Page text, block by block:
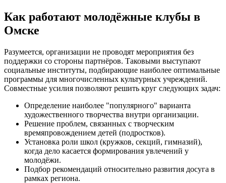
Как работают молодёжные клубы в
Омске
Разумеется, организации не проводят мероприятия без
поддержки со стороны партнёров. Таковыми выступают
социальные институты, подбирающие наиболее оптимальные
программы для многочисленных культурных учреждений.
Совместные усилия позволяют решить круг следующих задач:
Определение наиболее "популярного" варианта
художественного творчества внутри организации.
Решение проблем, связанных с творческим
времяпровождением детей (подростков).
Установка роли школ (кружков, секций, гимназий),
когда дело касается формирования увлечений у
молодёжи.
Подбор рекомендаций относительно развития досуга в
рамках региона.